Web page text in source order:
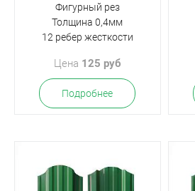
Фигурный рез
Толщина 0,4мм
12 ребер жесткости
Цена 125 руб
Подробнее